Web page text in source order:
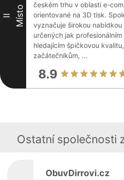
II Místo
českém trhu v oblasti e-
orientované na 3D tisk.
vyznačuje širokou
určených jak
hledajícím špičkovou
začátečníkům, ...
8.9
Ostatní společnosti
ObuvDirrovi.cz